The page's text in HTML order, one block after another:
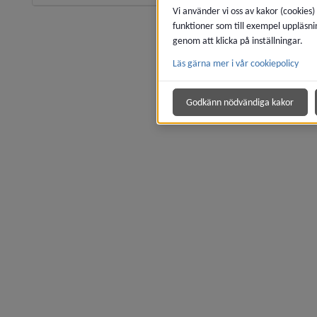
Vi använder vi oss av kakor
funktioner som till exempel
genom att klicka på inställningar.
Läs gärna mer i vår cookiepolicy
Godkänn nödvändiga kakor